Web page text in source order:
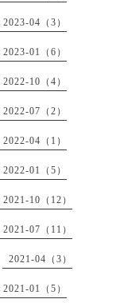
2023-04（3）
2023-01（6）
2022-10（4）
2022-07（2）
2022-04（1）
2022-01（5）
2021-10（12）
2021-07（11）
2021-04（3）
2021-01（5）